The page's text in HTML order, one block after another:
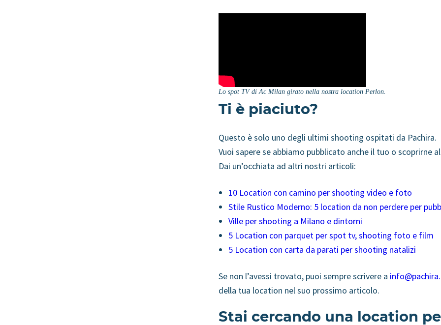
Lo spot TV di Ac Milan girato nella nostra location Perlon.
Ti è piaciuto?
Questo è solo uno degli ultimi shooting ospitati da Pachira.
Vuoi sapere se abbiamo pubblicato anche il tuo o scoprirne
Dai un’occhiata ad altri nostri articoli:
10 Location con camino per shooting video e foto
Stile Rustico Moderno: 5 location da non perdere per
Ville per shooting a Milano e dintorni
5 Location con parquet per spot tv, shooting foto e film
5 Location con carta da parati per shooting natalizi
Se non l’avessi trovato, puoi sempre scrivere a
della tua location nel suo prossimo articolo.
Stai cercando una location